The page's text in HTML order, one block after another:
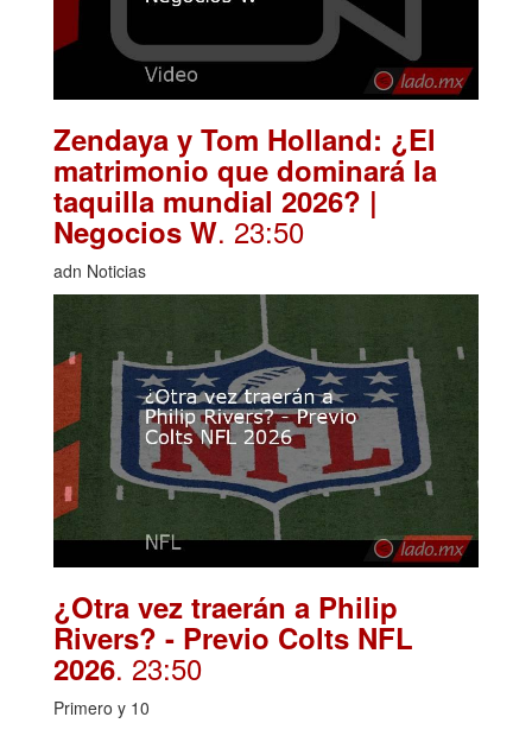
Zendaya y Tom Holland: ¿El
matrimonio que dominará la
taquilla mundial 2026? |
Negocios W. 23:50
adn Noticias
¿Otra vez traerán a Philip
Rivers? - Previo Colts NFL
2026. 23:50
Primero y 10